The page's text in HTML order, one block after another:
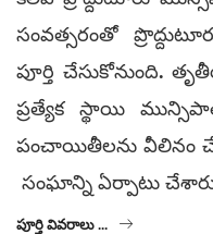
సంవత్సరంతో
పూర్తి చేసుకోనుంది.
ప్రత్యేక స్థాయి
పంచాయితీలను వీలినం చేసి
సంఘాన్ని ఏర్పాటు
పూర్తి వివరాలు ...